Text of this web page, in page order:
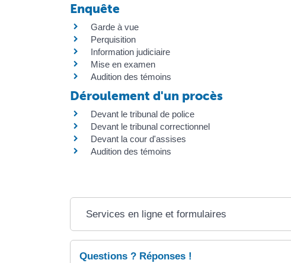
Enquête
Garde à vue
Perquisition
Information judiciaire
Mise en examen
Audition des témoins
Déroulement d'un procès
Devant le tribunal de police
Devant le tribunal correctionnel
Devant la cour d'assises
Audition des témoins
Services en ligne et formulaires
Questions ? Réponses !